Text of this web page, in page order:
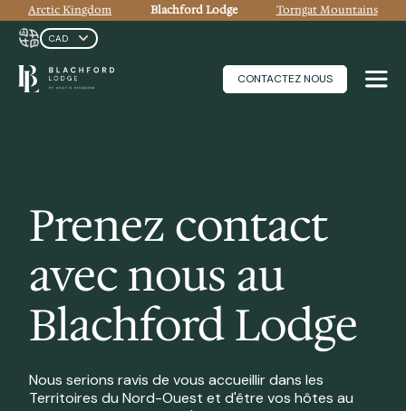
Arctic Kingdom Blachford Lodge Torngat Mountains
CONTACTEZ NOUS
Prenez contact
avec nous au
Blachford Lodge
Nous serions ravis de vous accueillir dans les
Territoires du Nord-Ouest et d'être vos hôtes au